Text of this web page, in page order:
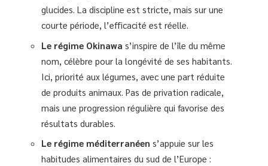
glucides. La discipline est stricte, mais sur une
courte période, l’efficacité est réelle.
Le régime Okinawa s’inspire de l’île du même
nom, célèbre pour la longévité de ses habitants.
Ici, priorité aux légumes, avec une part réduite
de produits animaux. Pas de privation radicale,
mais une progression régulière qui favorise des
résultats durables.
Le régime méditerranéen s’appuie sur les
habitudes alimentaires du sud de l’Europe :